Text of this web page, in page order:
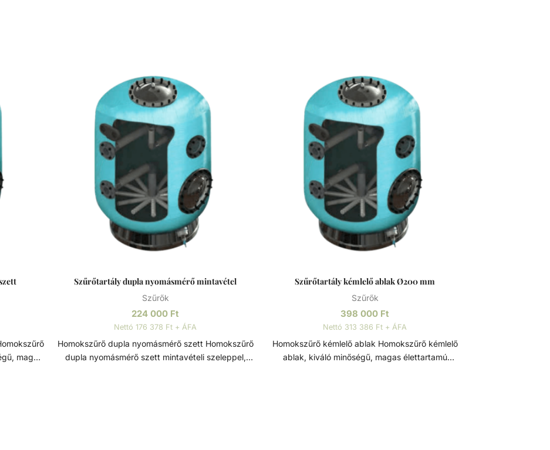
magas
Szűrőtartály dupla nyomásmérő mintavétel
Szűrők
224 000 Ft
Nettó 176 378 Ft + ÁFA
Homokszűrő dupla nyomásmérő szett Homokszűrő
dupla nyomásmérő szett mintavételi szeleppel,
Szűrőtartály kémlelő ablak Ø200 mm
Szűrők
398 000 Ft
Nettó 313 386 Ft + ÁFA
Homokszűrő kémlelő ablak Homokszűrő kémlelő
ablak, kiváló minőségű, magas élettartamú